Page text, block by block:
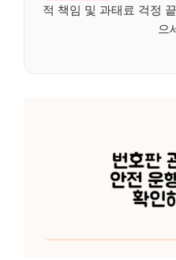
적 책임 및 과태료 걱정
으